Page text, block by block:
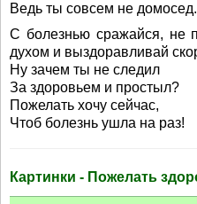
Ведь ты совсем не домосед.
С болезнью сражайся, не
духом и выздоравливай
Ну зачем ты не следил
За здоровьем и простыл?
Пожелать хочу сейчас,
Чтоб болезнь ушла на раз!
Картинки - Пожелать